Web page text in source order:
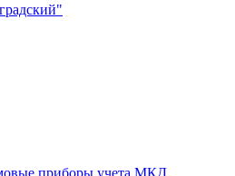
приборы учета МКД